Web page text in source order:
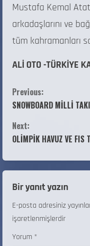
Mustafa Kemal
arkadaşlarını ve
tüm kahramanları
ALİ OTO -TÜRKİYE
Previous:
SNOWBOARD MİLLİ
Next:
OLİMPİK HAVUZ VE FIS
Bir yanıt yazın
E-posta adresiniz
işaretlenmişlerdir
Yorum *